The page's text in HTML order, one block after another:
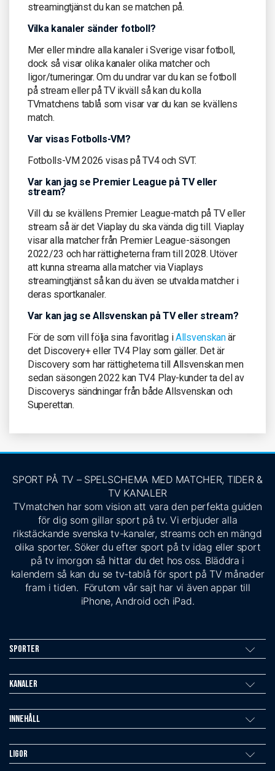
streamingtjänst du kan se matchen på.
Vilka kanaler sänder fotboll?
Mer eller mindre alla kanaler i Sverige visar fotboll,
dock så visar olika kanaler olika matcher och
ligor/turneringar. Om du undrar var du kan se fotboll
på stream eller på TV ikväll så kan du kolla
TVmatchens tablå som visar var du kan se kvällens
match.
Var visas Fotbolls-VM?
Fotbolls-VM 2026 visas på TV4 och SVT.
Var kan jag se Premier League på TV eller
stream?
Vill du se kvällens Premier League-match på TV eller
stream så är det Viaplay du ska vända dig till. Viaplay
visar alla matcher från Premier League-säsongen
2022/23 och har rättigheterna fram till 2028. Utöver
att kunna streama alla matcher via Viaplays
streamingtjänst så kan du även se utvalda matcher i
deras sportkanaler.
Var kan jag se Allsvenskan på TV eller stream?
För de som vill följa sina favoritlag iAllsvenskanär
det Discovery+ eller TV4 Play som gäller. Det är
Discovery som har rättigheterna till Allsvenskan men
sedan säsongen 2022 kan TV4 Play-kunder ta del av
Discoverys sändningar från både Allsvenskan och
Superettan.
SPORT PÅ TV – SPELSCHEMA MED MATCHER, TIDER &
TV KANALER
TVmatchen har som vision att vara den perfekta guiden
för dig som gillar sport på tv. Vi erbjuder alla
rikstäckande svenska tv-kanaler, streams och en mängd
olika sporter. Söker du efter sport på tv idag eller sport
på tv imorgon så hittar du det hos oss. Bläddra i
kalendern så kan du se tv-tablå för sport på TV månader
fram i tiden. Förutom vår sajt har vi även appar till
iPhone, Android och iPad.
Sporter
Kanaler
Innehåll
Ligor